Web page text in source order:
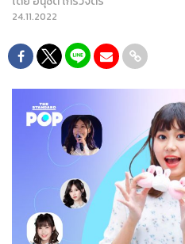
24.11.2022